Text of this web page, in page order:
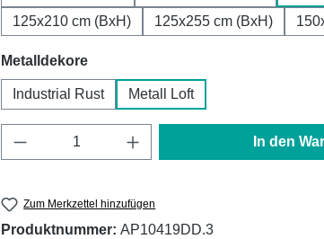
125x210 cm (BxH)
125x255 cm (BxH)
Metalldekoreauswählen
Industrial Rust Metall Loft
Produkt Anzahl: Gib den In den
Zum Merkzettel hinzufügen
Produktnummer: AP10419DD.3